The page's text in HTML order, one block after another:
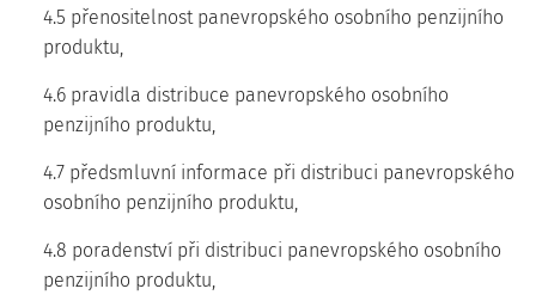
4.5 přenositelnost panevropského osobního penzijního
produktu,
4.6 pravidla distribuce panevropského osobního
penzijního produktu,
4.7 předsmluvní informace při distribuci panevropského
osobního penzijního produktu,
4.8 poradenství při distribuci panevropského osobního
penzijního produktu,